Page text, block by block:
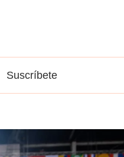
Suscríbete